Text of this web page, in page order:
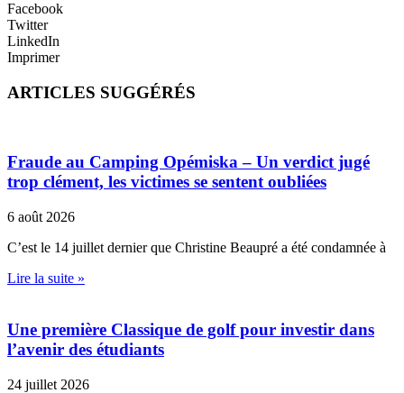
Facebook
Twitter
LinkedIn
Imprimer
ARTICLES SUGGÉRÉS
Fraude au Camping Opémiska – Un verdict jugé
trop clément, les victimes se sentent oubliées
6 août 2026
C’est le 14 juillet dernier que Christine Beaupré a été condamnée à
Lire la suite »
Une première Classique de golf pour investir dans
l’avenir des étudiants
24 juillet 2026